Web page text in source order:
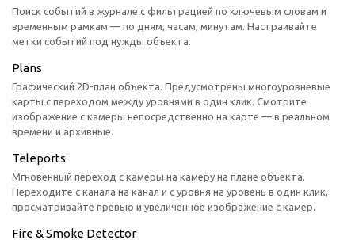
Поиск событий в журнале с фильтрацией по ключевым словам и
временным рамкам — по дням, часам, минутам. Настраивайте
метки событий под нужды объекта.
Plans
Графический 2D-план объекта. Предусмотрены многоуровневые
карты с переходом между уровнями в один клик. Смотрите
изображение с камеры непосредственно на карте — в реальном
времени и архивные.
Teleports
Мгновенный переход с камеры на камеру на плане объекта.
Переходите с канала на канал и с уровня на уровень в один клик,
просматривайте превью и увеличенное изображение с камер.
Fire & Smoke Detector